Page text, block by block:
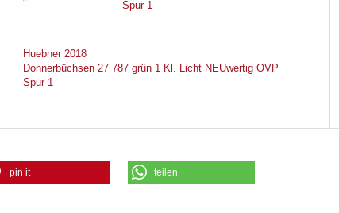
Spur 1
Huebner 2018
Donnerbüchsen 27 787 grün 1 Kl. Licht NEUwertig OVP
Spur 1
pin it teilen